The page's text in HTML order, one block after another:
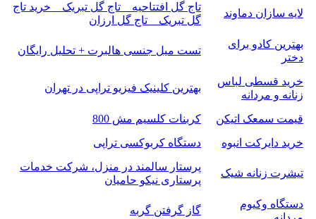
لایه سازان دماوند
تاج گل افتتاحیه _ تاج گل تبریک _ خرید تاج
گل تبریک _ تاج گل ارزان
بهترین کادو برای
دختر
تست میل جنسی هالبرت + تحلیل رایگان
خرید قسطی لباس
زنانه و مردانه
بهترین کلینیک فیزیو تراپی در تهران
قیمت سمعک اتیکن
کربنات کلسیم مش 800
خرید دایرکت انبوه
دستگاه کربوکسی تراپی
تیشرت زنانه شیک
پرستار سالمند در منزل، شرکت خدمات
پرستاری نیکو حامیان
دستگاه وکیوم
گاز گرفتن گربه